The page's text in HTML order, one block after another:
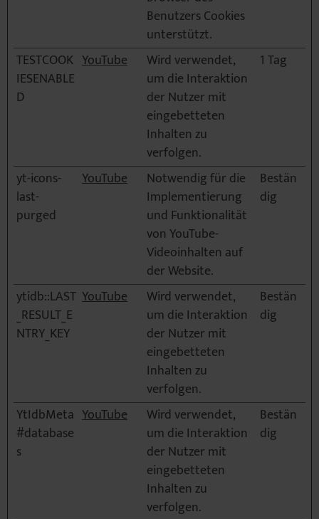
Benutzers Cookies
unterstützt.
TESTCOOK
IESENABLE
D
YouTube
Wird verwendet,
um die Interaktion
der Nutzer mit
eingebetteten
Inhalten zu
verfolgen.
1 Tag
yt-icons-
last-
purged
YouTube
Notwendig für die
Implementierung
und Funktionalität
von YouTube-
Videoinhalten auf
der Website.
Bestän
dig
ytidb::LAST
_RESULT_E
NTRY_KEY
YouTube
Wird verwendet,
um die Interaktion
der Nutzer mit
eingebetteten
Inhalten zu
verfolgen.
Bestän
dig
YtIdbMeta
#database
s
YouTube
Wird verwendet,
um die Interaktion
der Nutzer mit
eingebetteten
Inhalten zu
verfolgen.
Bestän
dig